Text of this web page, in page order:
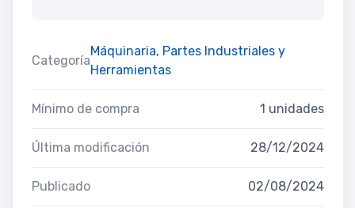
Categoría
Máquinaria, Partes Industriales y
Herramientas
Mínimo de compra 1 unidades
Última modificación 28/12/2024
Publicado 02/08/2024